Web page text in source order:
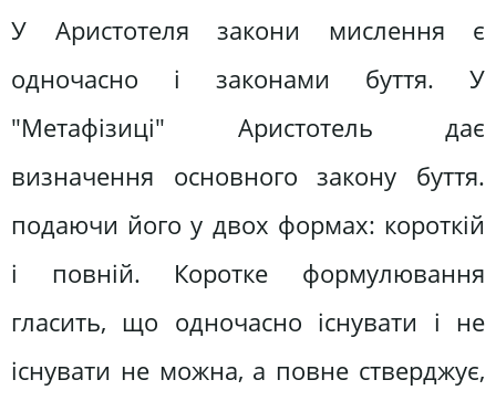
У Аристотеля закони мислення є
одночасно і законами буття. У
"Метафізиці" Аристотель дає
визначення основного закону буття.
подаючи його у двох формах: короткій
і повній. Коротке формулювання
гласить, що одночасно існувати і не
існувати не можна, а повне стверджує,